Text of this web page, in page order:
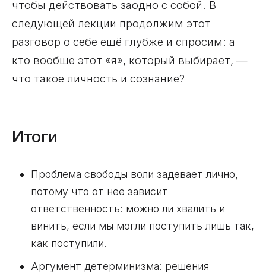
чтобы действовать заодно с собой. В
следующей лекции продолжим этот
разговор о себе ещё глубже и спросим: а
кто вообще этот «я», который выбирает, —
что такое личность и сознание?
Итоги
Проблема свободы воли задевает лично,
потому что от неё зависит
ответственность: можно ли хвалить и
винить, если мы могли поступить лишь так,
как поступили.
Аргумент детерминизма: решения